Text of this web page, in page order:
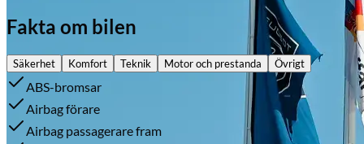
Fakta om bilen
Säkerhet Komfort Teknik Motor och prestanda Övrigt
ABS-bromsar
Airbag förare
Airbag passagerare fram